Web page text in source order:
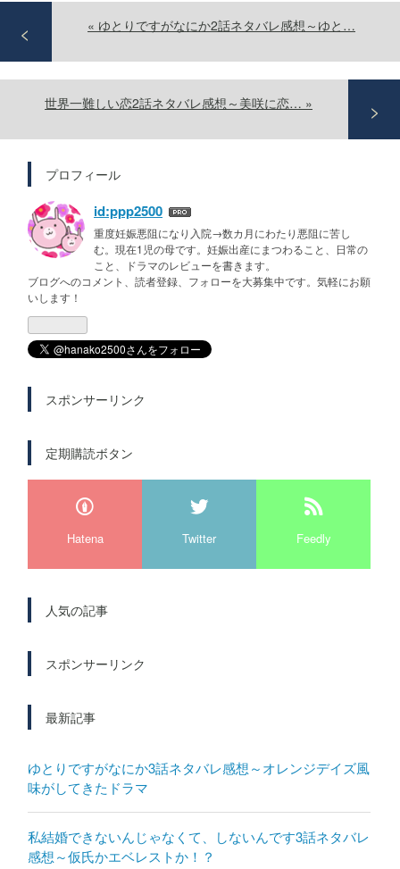
« ゆとりですがなにか2話ネタバレ感想～ゆと…
世界一難しい恋2話ネタバレ感想～美咲に恋… »
プロフィール
id:ppp2500
重度妊娠悪阻になり入院→数カ月にわたり悪阻に苦し
む。現在1児の母です。妊娠出産にまつわること、日常の
こと、ドラマのレビューを書きます。
ブログへのコメント、読者登録、フォローを大募集中です。気軽にお願
いします！
スポンサーリンク
定期購読ボタン
Hatena Twitter Feedly
人気の記事
スポンサーリンク
最新記事
ゆとりですがなにか3話ネタバレ感想～オレンジデイズ風
味がしてきたドラマ
私結婚できないんじゃなくて、しないんです3話ネタバレ
感想～仮氏かエベレストか！？